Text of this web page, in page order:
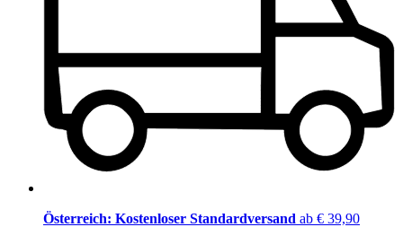
Österreich: Kostenloser Standardversand ab € 39,90